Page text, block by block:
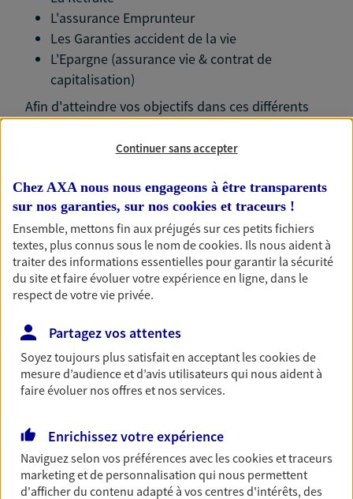
L'assurance Emprunteur
Les Garanties accident de la vie
L'Epargne (assurance vie & contrat de
capitalisation)
Afin d'atteindre vos objectifs dans ces différents
solutions de prévoyance et d'épargne simples et
Appelez-moi pour prendre RDV (disponible
également en VISIO)
Nos expertises
Accompagner les
entreprises
Comme vous, nous sommes des indépendants. Nous
bâtissons ensemble des solutions cohérentes pour
protéger votre activité, vos collaborateurs... mais aussi
Continuer sans accepter
Chez AXA nous nous engageons à être transparents
sur nos garanties, sur nos cookies et traceurs !
Ensemble, mettons fin aux préjugés sur ces petits fichiers
textes, plus connus sous le nom decookies. Ils nous aident à
traiter des informations essentielles pour garantir la sécurité
du site et faire évoluer votre expérience en ligne, dans le
respect de votre vie privée.
Partagez vos attentes
Soyez toujours plus satisfait en acceptant lescookiesde
mesure d’audience et d’avis utilisateurs qui nous aident à
faire évoluer nos offres et nos services.
Enrichissez votre expérience
Naviguez selon vos préférences avec lescookies et traceurs
marketing et de personnalisation qui nous permettent
d'afficher du contenu adapté à vos centres d'intérêts, des